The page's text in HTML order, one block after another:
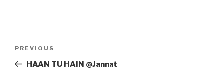
Previous
Post
PREVIOUS
HAAN TU HAIN @Jannat